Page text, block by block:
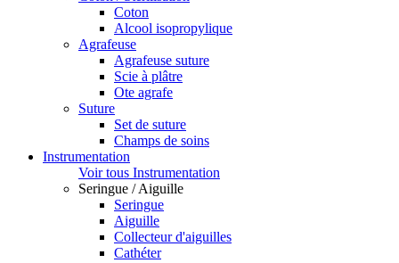
Coton
Alcool isopropylique
Agrafeuse
Agrafeuse suture
Scie à plâtre
Ote agrafe
Suture
Set de suture
Champs de soins
Instrumentation
Voir tous Instrumentation
Seringue / Aiguille
Seringue
Aiguille
Collecteur d'aiguilles
Cathéter